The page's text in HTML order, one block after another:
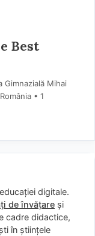
Best
Gimnazială Mihai
1
digitale.
de învățare și
cadre didactice,
în științele